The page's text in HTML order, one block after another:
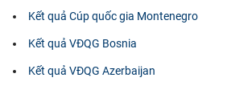
Kết quả Cúp quốc gia Montenegro
Kết quả VĐQG Bosnia
Kết quả VĐQG Azerbaijan